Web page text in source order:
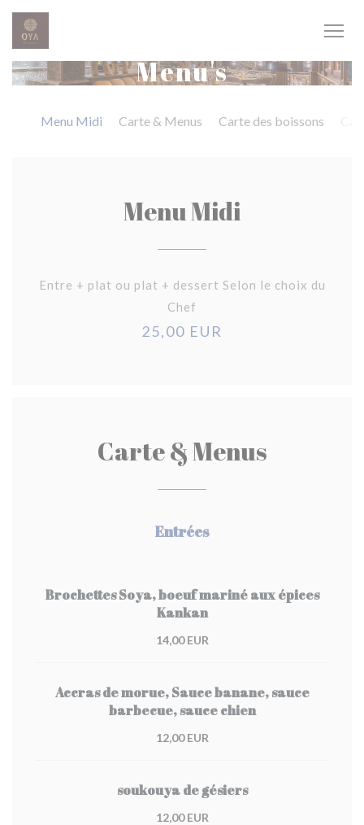
Cookies beheer paneel
Menu's
Menu Midi Carte & Menus Carte des boissons
Menu Midi
Entre + plat ou plat + dessert Selon le choix du
Chef
25,00 EUR
Carte & Menus
Entrées
Brochettes Soya, boeuf mariné aux épices
Kankan
14,00 EUR
Accras de morue, Sauce banane, sauce
barbecue, sauce chien
12,00 EUR
soukouya de gésiers
12,00 EUR